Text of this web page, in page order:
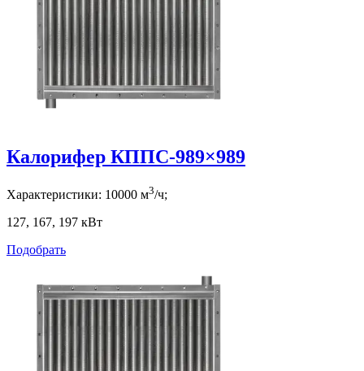
Калорифер КППС-989×989
Характеристики: 10000 м3/ч;
127, 167, 197 кВт
Подобрать